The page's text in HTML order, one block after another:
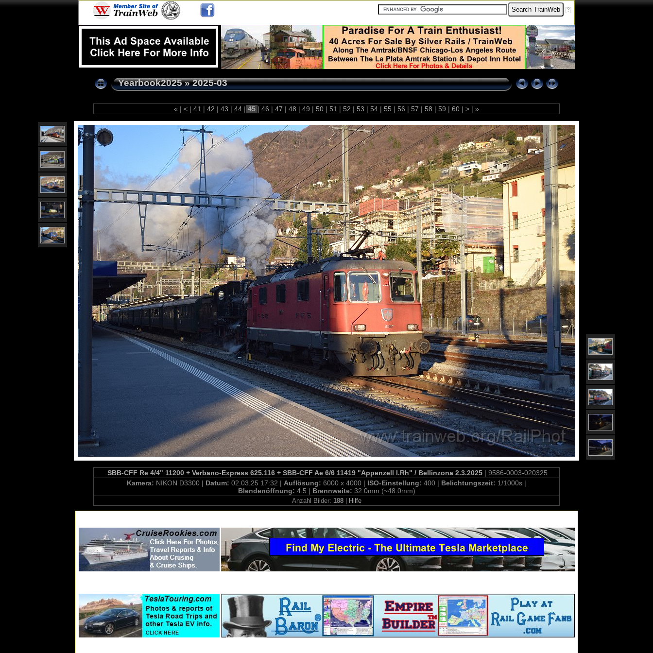
[?]
Yearbook2025»2025-03
« | < | 41 | 42 | 43 | 44 | 45 | 46 | 47 | 48 | 49 | 50 | 51 | 52 | 53 | 54 | 55 | 56 | 57 | 58 | 59 | 60 | > | »
SBB-CFF Re 4/4" 11200 + Verbano-Express 625.116 + SBB-CFF Ae 6/6 11419 "Appenzell I.Rh" / Bellinzona 2.3.2025 | 9586-0003-020325
Kamera: NIKON D3300 | Datum: 02.03.25 17:32 | Auflösung: 6000 x 4000 | ISO-Einstellung: 400 | Belichtungszeit: 1/1000s |
Blendenöffnung: 4.5 | Brennweite: 32.0mm (~48.0mm)
Anzahl Bilder: 188| Hilfe